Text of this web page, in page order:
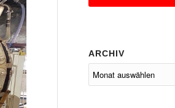
ARCHIV